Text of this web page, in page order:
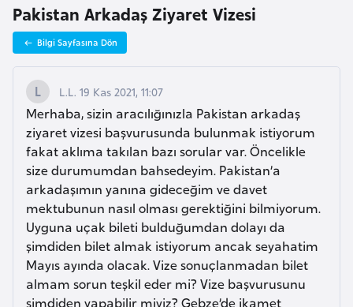
n
V
i
z
e
İ
ş
l
e
m
l
e
r
i
Pakistan Arkadaş Ziyaret Vizesi
Bilgi Sayfasına Dön
L.L. 19 Kas 2021, 11:07
Merhaba, sizin aracılığınızla Pakistan arkadaş
ziyaret vizesi başvurusunda bulunmak istiyorum
fakat aklıma takılan bazı sorular var. Öncelikle
size durumumdan bahsedeyim. Pakistan’a
arkadaşımın yanına gideceğim ve davet
mektubunun nasıl olması gerektiğini bilmiyorum.
Uyguna uçak bileti bulduğumdan dolayı da
şimdiden bilet almak istiyorum ancak seyahatim
Mayıs ayında olacak. Vize sonuçlanmadan bilet
almam sorun teşkil eder mi? Vize başvurusunu
şimdiden yapabilir miyiz? Gebze’de ikamet
A
u
s
t
u
r
y
a
A
z
e